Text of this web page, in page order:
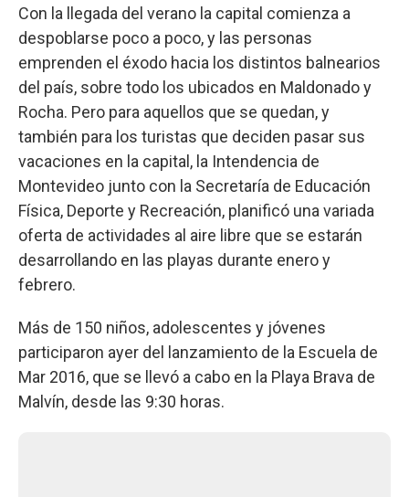
Con la llegada del verano la capital comienza a
despoblarse poco a poco, y las personas
emprenden el éxodo hacia los distintos balnearios
del país, sobre todo los ubicados en Maldonado y
Rocha. Pero para aquellos que se quedan, y
también para los turistas que deciden pasar sus
vacaciones en la capital, la Intendencia de
Montevideo junto con la Secretaría de Educación
Física, Deporte y Recreación, planificó una variada
oferta de actividades al aire libre que se estarán
desarrollando en las playas durante enero y
febrero.
Más de 150 niños, adolescentes y jóvenes
participaron ayer del lanzamiento de la Escuela de
Mar 2016, que se llevó a cabo en la Playa Brava de
Malvín, desde las 9:30 horas.